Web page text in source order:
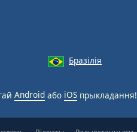
Бразілія
Android або iOS прыкладання!